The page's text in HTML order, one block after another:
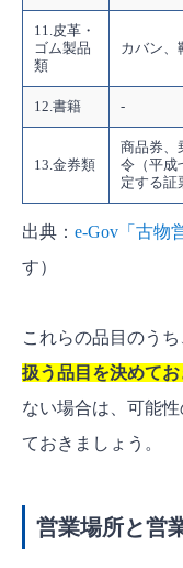
11.皮革・
ゴム製品
類
カバン、
12.書籍 -
13.金券類
商品券、
令（平成
定する証
出典： e-Gov「古物
す）
これらの品目のうち
扱う品目を決めてお
ない場合は、可能
ておきましょう。
営業場所と営